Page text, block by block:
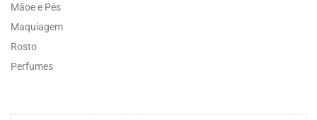
Mãoe e Pés
Maquiagem
Rosto
Perfumes